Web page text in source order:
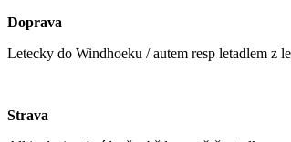
Doprava
Letecky do Windhoeku / autem resp letadlem z
Strava